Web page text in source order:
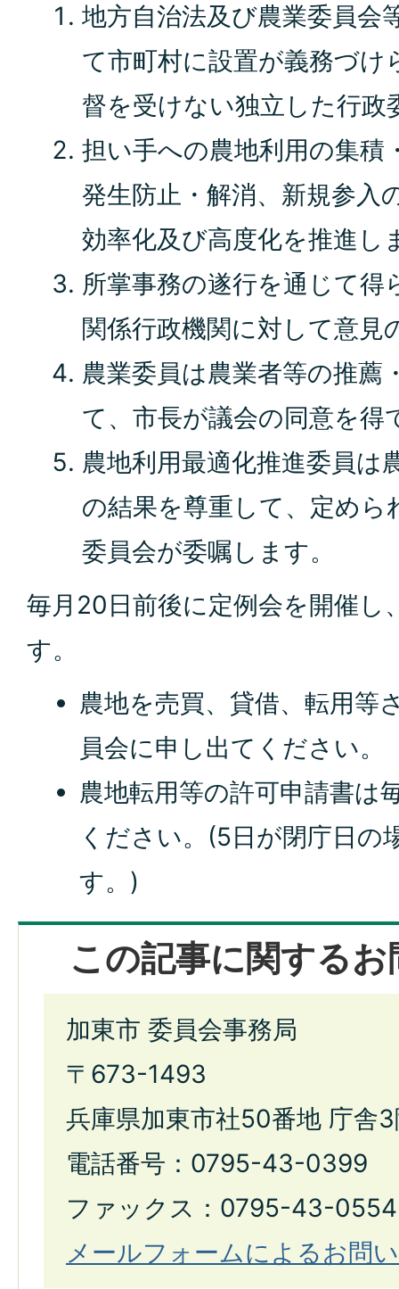
地方自治法及び農業委員会
て市町村に設置が義務づけ
督を受けない独立した行政
担い手への農地利用の集積
発生防止・解消、新規参入
効率化及び高度化を推進し
所掌事務の遂行を通じて得
関係行政機関に対して意見
農業委員は農業者等の推薦
て、市長が議会の同意を得
農地利用最適化推進委員は
の結果を尊重して、定めら
委員会が委嘱します。
毎月20日前後に定例会を開催し
す。
農地を売買、貸借、転用等
員会に申し出てください。
農地転用等の許可申請書は
ください。(5日が閉庁日の
す。)
この記事に関する
加東市 委員会事務局
〒673-1493
兵庫県加東市社50番地 庁舎
電話番号：0795-43-0399
ファックス：0795-43-0554
メールフォームによるお問